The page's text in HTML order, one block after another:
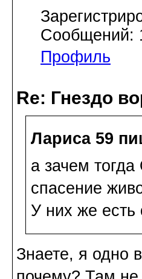
Сообщений:
Профиль
Re: Гнездо
Лариса 59
а зачем
спасение
У них же есть
Знаете, я одно